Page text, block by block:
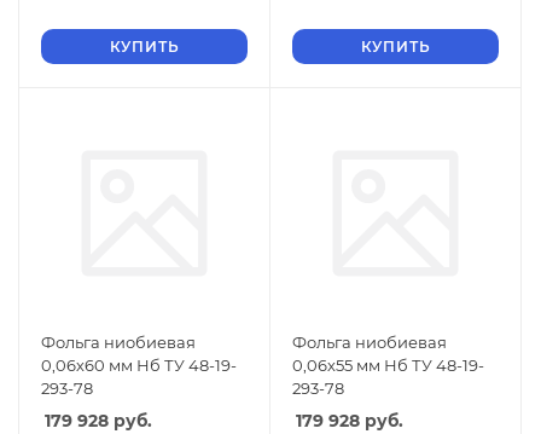
КУПИТЬ КУПИТЬ
Фольга ниобиевая
0,06х60 мм Нб ТУ 48-19-
293-78
179 928 руб.
Фольга ниобиевая
0,06х55 мм Нб ТУ 48-19-
293-78
179 928 руб.